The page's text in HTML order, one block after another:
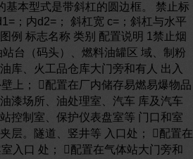
基本型式是带斜杠的圆边框。 禁止标
；内d2=； 斜杠宽 c=；斜杠与水平
例 标志名称 类别 配置说明 1禁止烟
台（码头）、燃料油罐区 域、制粉
库、火工品仓库大门旁和有人 出入
上； 配置在厂内储存易燃易爆物品
漆场所、油处理室、汽车 库及汽车
控制室、保护仪表盘室等 门口和室
层。隧道、竖井等 入口处； 配置在
入口 处； 配置在气体站大门旁和